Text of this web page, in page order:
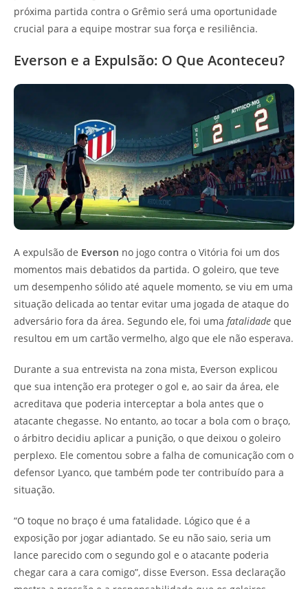
próxima partida contra o Grêmio será uma oportunidade
crucial para a equipe mostrar sua força e resiliência.
Everson e a Expulsão: O Que Aconteceu?
A expulsão de Everson no jogo contra o Vitória foi um dos
momentos mais debatidos da partida. O goleiro, que teve
um desempenho sólido até aquele momento, se viu em uma
situação delicada ao tentar evitar uma jogada de ataque do
adversário fora da área. Segundo ele, foi uma fatalidade que
resultou em um cartão vermelho, algo que ele não esperava.
Durante a sua entrevista na zona mista, Everson explicou
que sua intenção era proteger o gol e, ao sair da área, ele
acreditava que poderia interceptar a bola antes que o
atacante chegasse. No entanto, ao tocar a bola com o braço,
o árbitro decidiu aplicar a punição, o que deixou o goleiro
perplexo. Ele comentou sobre a falha de comunicação com o
defensor Lyanco, que também pode ter contribuído para a
situação.
“O toque no braço é uma fatalidade. Lógico que é a
exposição por jogar adiantado. Se eu não saio, seria um
lance parecido com o segundo gol e o atacante poderia
chegar cara a cara comigo”, disse Everson. Essa declaração